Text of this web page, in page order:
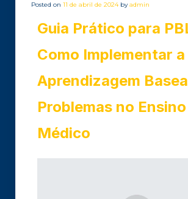
Posted on 11 de abril de 2024byadmin
Guia Prático para
Como Implementar a
Aprendizagem
Problemas no Ensino
Médico